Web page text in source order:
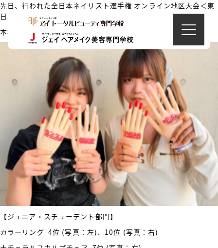
先日、行われた全日本ネイリスト選手権 オンライン地区大会＜東
日本地区大会＞にて
本校の在校生が入賞いたしました！
【ジュニア・スチューデント部門】
カラーリング 4位 (写真：左)、10位 (写真：右)